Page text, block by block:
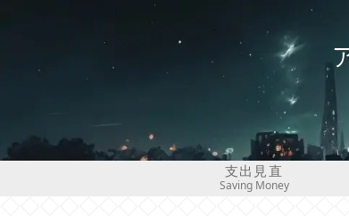
支出見直
Saving Money